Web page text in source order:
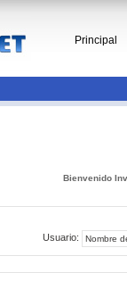
Principal
Bienvenido
Usuario: